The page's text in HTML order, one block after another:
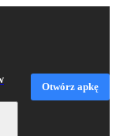
Otwórz apkę